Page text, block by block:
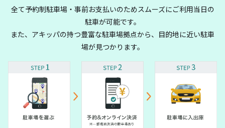
全て予約制駐車場・事前お支払いのためスムーズにご利用当日の
駐車が可能です。
また、アキッパの持つ豊富な駐車場拠点から、目的地に近い駐車
場が見つかります。